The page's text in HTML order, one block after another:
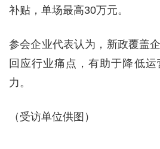
补贴，单场最高30万元。
参会企业代表认为，新政覆盖
回应行业痛点，有助于降低
力。
（受访单位供图）